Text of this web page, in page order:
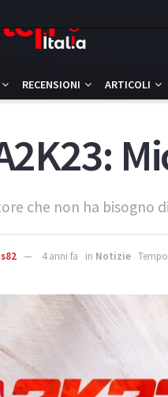
RECENSIONI ARTICOLI
che non ha bisogno
4 anni fa in Notizie